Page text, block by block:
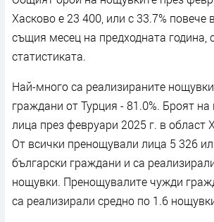
Хасково е 23 400, или с 33.7% повече
същия месец на предходната година,
статистиката.
Най-много са реализираните
граждани от Турция - 81.0%. Броят
лица през февруари 2025 г. в област
От всички пренощували лица 5 326
български граждани и са
нощувки. Пренощувалите чужди
са реализирали средно по 1.6